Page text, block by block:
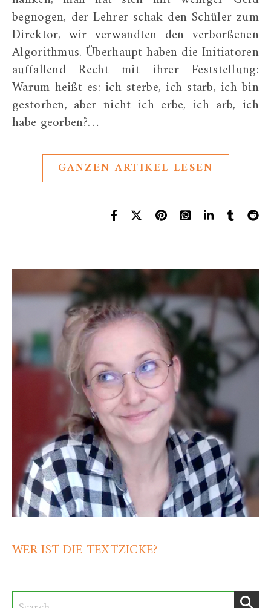
begnogen, der Lehrer schak den Schüler zum
Direktor, wir verwandten den verborßenen
Algorithmus. Überhaupt haben die Initiatoren
auffallend Recht mit ihrer Feststellung:
Warum heißt es: ich sterbe, ich starb, ich bin
gestorben, aber nicht ich erbe, ich arb, ich
habe georben?…
GANZEN ARTIKEL LESEN
WER IST DIE TEXTZICKE?